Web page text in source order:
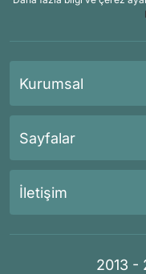
Kurumsal
Sayfalar
İletişim
2013 -